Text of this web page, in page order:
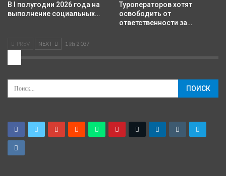
В I полугодии 2026 года на
выполнение социальных…
Туроператоров хотят
освободить от
ответственности за…
PREV NEXT 1 Из 2 037